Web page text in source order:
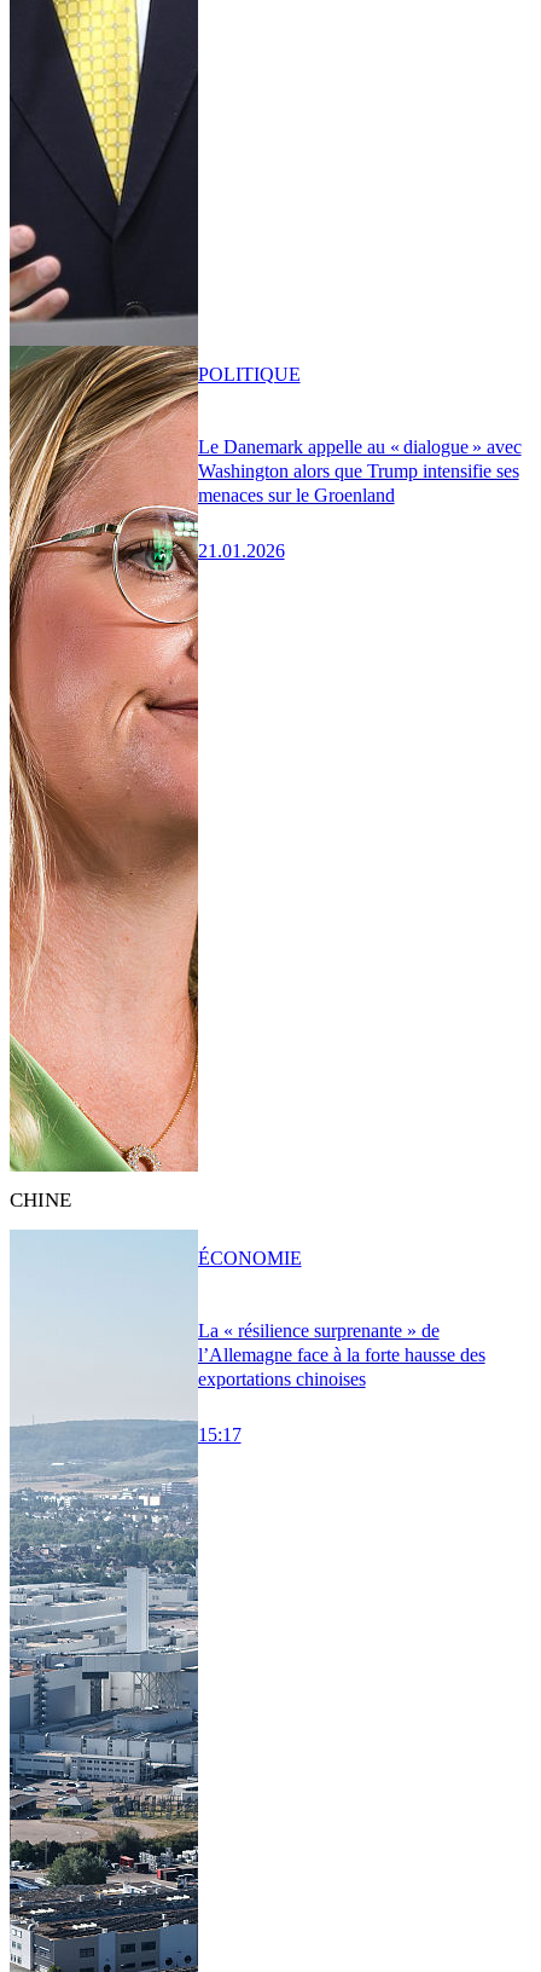
Le Danemark appelle au « dialogue » avec
Washington alors que Trump intensifie ses
menaces sur le Groenland
21.01.2026
POLITIQUE
CHINE
La « résilience surprenante » de
l’Allemagne face à la forte hausse des
exportations chinoises
15:17
ÉCONOMIE